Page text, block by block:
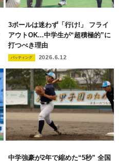
3ボールは迷わず「行け!」 フライ
アウトOK...中学生が“超積極的”に
打つべき理由
バッティング 2026.6.12
中学強豪が2年で縮めた“5秒” 全国